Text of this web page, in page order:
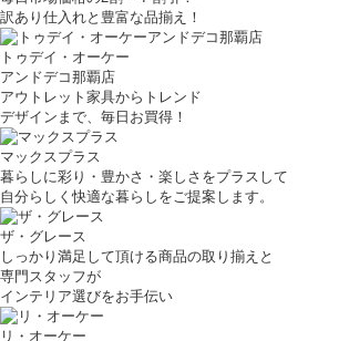
訳あり仕入れと豊富な品揃え！
トゥデイ・オーケー
アンドデコ那覇店
アウトレット家具からトレンド
デザインまで、毎日お買得！
マックスプラス
暮らしに彩り・豊かさ・楽しさをプラスして
自分らしく快適な暮らしをご提案します。
ザ・グレース
しっかり満足して頂ける商品の取り揃えと
専門スタッフが
インテリア選びをお手伝い
リ・オーケー